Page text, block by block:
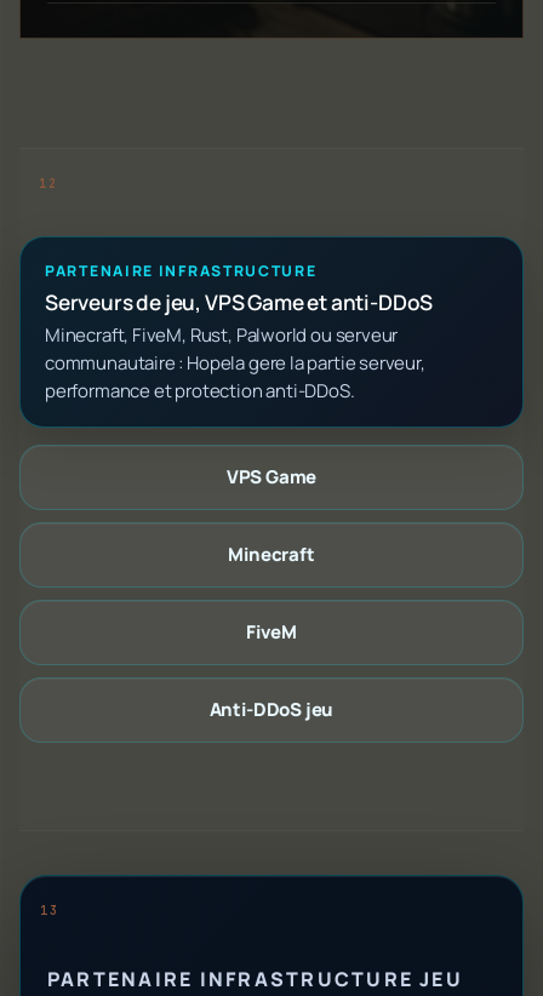
PARTENAIRE INFRASTRUCTURE
Serveurs de jeu, VPS Game et anti-DDoS
Minecraft, FiveM, Rust, Palworld ou serveur
communautaire : Hopela gere la partie serveur,
performance et protection anti-DDoS.
VPS Game
Minecraft
FiveM
Anti-DDoS jeu
PARTENAIRE INFRASTRUCTURE JEU